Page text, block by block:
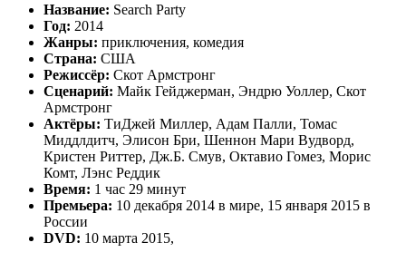
Название: Search Party
Год: 2014
Жанры: приключения, комедия
Страна: США
Режиссёр: Скот Армстронг
Сценарий: Майк Гейджерман, Эндрю Уоллер, Скот
Армстронг
Актёры: ТиДжей Миллер, Адам Палли, Томас
Миддлдитч, Элисон Бри, Шеннон Мари Вудворд,
Кристен Риттер, Дж.Б. Смув, Октавио Гомез, Морис
Комт, Лэнс Реддик
Время: 1 час 29 минут
Премьера: 10 декабря 2014 в мире, 15 января 2015 в
России
DVD: 10 марта 2015,